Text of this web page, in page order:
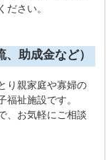
ださい。
助成金など）
り親家庭や寡婦の
祉施設です。
、お気軽にご相談